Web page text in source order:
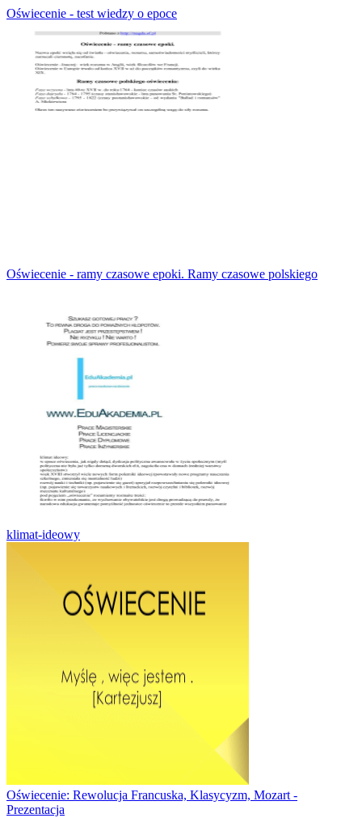
Oświecenie - test wiedzy o epoce
Oświecenie - ramy czasowe epoki. Ramy czasowe polskiego
klimat-ideowy
Oświecenie: Rewolucja Francuska, Klasycyzm, Mozart -
Prezentacja